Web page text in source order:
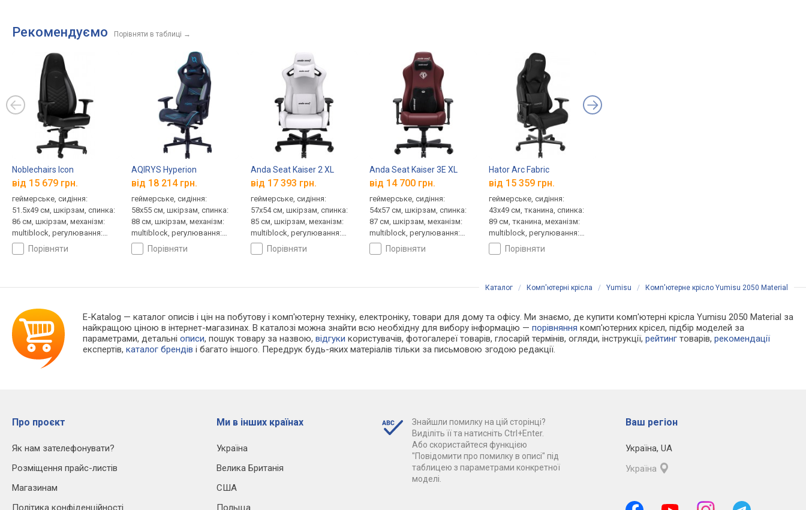
Рекомендуємо Порівняти в таблиці →
Noblechairs Icon
від 15 679 грн.
геймерське, сидіння:
51.5x49 см, шкірзам, спинка:
86 см, шкірзам, механізм:
multiblock, регулювання:
нахилу, висоти, жорсткості
порівняти
AQIRYS Hyperion
від 18 214 грн.
геймерське, сидіння:
58x55 см, шкірзам, спинка:
88 см, шкірзам, механізм:
multiblock, регулювання:
нахилу, висоти, жорсткості
порівняти
Anda Seat Kaiser 2 XL
від 17 393 грн.
геймерське, сидіння:
57x54 см, шкірзам, спинка:
85 см, шкірзам, механізм:
multiblock, регулювання:
нахилу, висоти, жорсткості
порівняти
Anda Seat Kaiser 3E XL
від 14 700 грн.
геймерське, сидіння:
54x57 см, шкірзам, спинка:
87 см, шкірзам, механізм:
multiblock, регулювання:
нахилу, висоти, жорсткості
порівняти
Hator Arc Fabric
від 15 359 грн.
геймерське, сидіння:
43x49 см, тканина, спинка:
89 см, тканина, механізм:
multiblock, регулювання:
нахилу, висоти, жорсткості
порівняти
Каталог / Комп'ютерні крісла / Yumisu / Комп'ютерне крісло Yumisu 2050 Material
E-Katalog — каталог описів і цін на побутову і комп'ютерну техніку, електроніку, товари для дому та офісу. Ми знаємо, де купити комп'ютерні крісла Yumisu 2050 Material за
найкращою ціною в інтернет-магазинах. В каталозі можна знайти всю необхідну для вибору інформацію —порівняння комп'ютерних крісел, підбір моделей за
параметрами, детальніописи, пошук товару за назвою,відгуки користувачів, фотогалереї товарів, глосарій термінів, огляди, інструкції,рейтинг товарів,рекомендації
експертів,каталог брендів і багато іншого. Передрук будь-яких матеріалів тільки за письмовою згодою редакції.
Про проєкт
Як нам зателефонувати?
Розміщення прайс-листів
Магазинам
Ми в інших країнах
Україна
Велика Британія
США
Знайшли помилку на цій сторінці?
Виділіть її та натисніть Ctrl+Enter.
Або скористайтеся функцією
"Повідомити про помилку в описі" під
таблицею з параметрами конкретної
моделі.
Ваш регіон
Україна, UA
Україна